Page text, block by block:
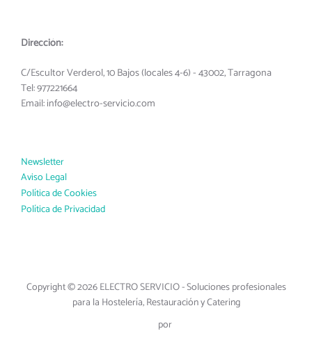
Dirección:
C/Escultor Verderol, 10 Bajos (locales 4-6) - 43002, Tarragona
Tel: 977221664
Email: info@electro-servicio.com
Newsletter
Aviso Legal
Política de Cookies
Política de Privacidad
Copyright © 2026 ELECTRO SERVICIO - Soluciones profesionales
para la Hostelería, Restauración y Catering
por